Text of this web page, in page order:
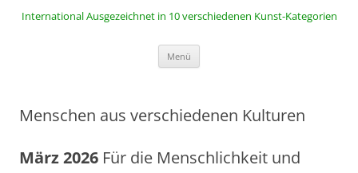
International Ausgezeichnet in 10 verschiedenen Kunst-Kategorien
Menü
Menschen aus verschiedenen Kulturen
März 2026 Für die Menschlichkeit und